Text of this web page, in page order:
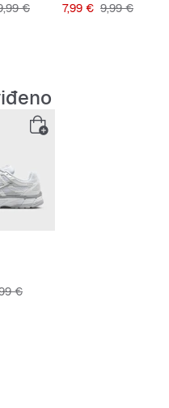
cijena
€
Cijena
7,99 € Originalna
9,99 €
cijena
€